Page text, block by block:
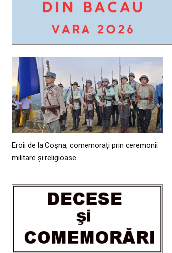
Eroii de la Coșna, comemorați prin ceremonii
militare și religioase